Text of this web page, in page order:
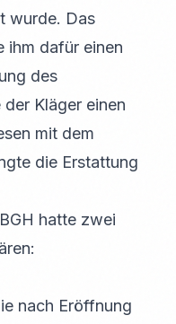
wurde. Das
ihm dafür einen
des
Kläger einen
mit dem
die Erstattung
hatte zwei
nach Eröffnung